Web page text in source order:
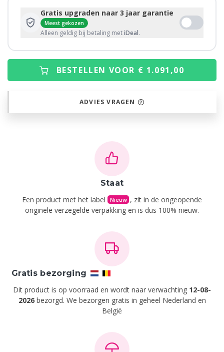
Gratis upgraden naar 3 jaar garantie
Meest gekozen
Alleen geldig bij betaling metiDeal.
BESTELLEN VOOR € 1.091,00
ADVIES VRAGEN
Staat
Een product met het label Nieuw , zit in de ongeopende
originele verzegelde verpakking en is dus 100% nieuw.
Gratis bezorging
Dit product is op voorraad en wordt naar verwachting 12-08-
2026bezorgd. We bezorgen gratis in geheel Nederland en
België